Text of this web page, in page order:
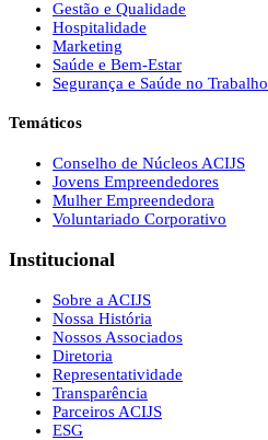
Gestão e Qualidade
Hospitalidade
Marketing
Saúde e Bem-Estar
Segurança e Saúde no Trabalho
Temáticos
Conselho de Núcleos ACIJS
Jovens Empreendedores
Mulher Empreendedora
Voluntariado Corporativo
Institucional
Sobre a ACIJS
Nossa História
Nossos Associados
Diretoria
Representatividade
Transparência
Parceiros ACIJS
ESG